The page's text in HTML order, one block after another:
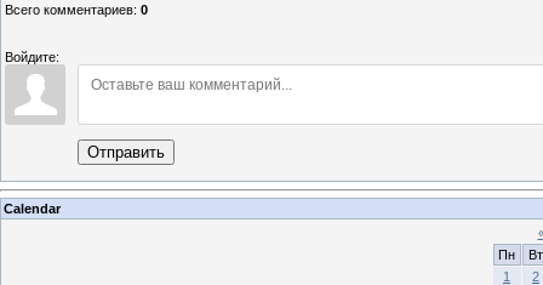
Всего комментариев: 0
Войдите:
Отправить
Calendar
Пн
Вт
1
2